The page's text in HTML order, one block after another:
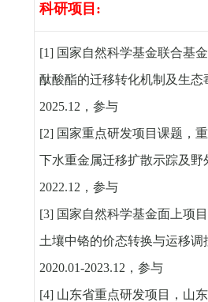
科研项目 :
[1] 国家自然科学基金联合基
酞酸酯的迁移转化机制及生态
2025.12，参与
[2] 国家重点研发项目课题，
下水重金属迁移扩散示踪及野
2022.12，参与
[3] 国家自然科学基金面上项
土壤中铬的价态转换与运移调
2020.01-2023.12，参与
[4] 山东省重点研发项目，山